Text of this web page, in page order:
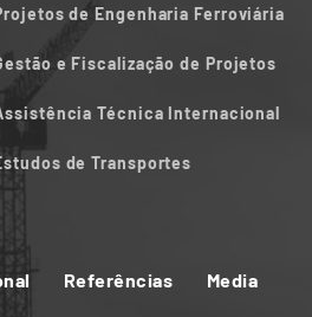
de Engenharia Ferroviária
e Fiscalização de Projetos
Técnica Internacional
de Transportes
Referências Media